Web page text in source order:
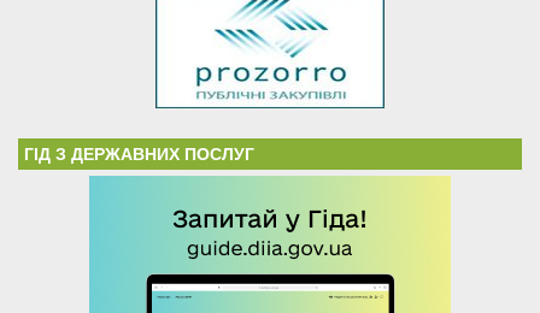
ГІД З ДЕРЖАВНИХ ПОСЛУГ